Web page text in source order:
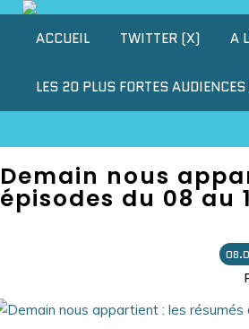
ACCUEIL TWITTER (X) A
LES 20 PLUS FORTES
Demain nous
épisodes du 08 au